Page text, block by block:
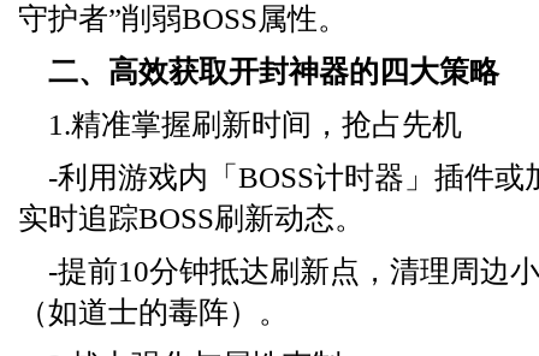
守护者”削弱BOSS属性。
二、高效获取开封神器的四大策略
1.精准掌握刷新时间，抢占先机
-利用游戏内「BOSS计时器」插件
实时追踪BOSS刷新动态。
-提前10分钟抵达刷新点，清理周边
（如道士的毒阵）。